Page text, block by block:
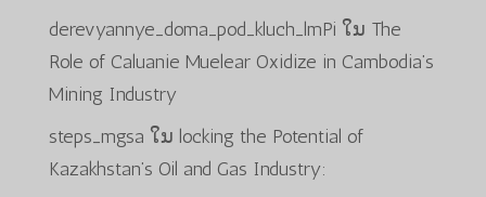
derevyannye_doma_pod_kluch_lmPi ໃນ The
Role of Caluanie Muelear Oxidize in Cambodia’s
Mining Industry
steps_mgsa ໃນ locking the Potential of
Kazakhstan’s Oil and Gas Industry: